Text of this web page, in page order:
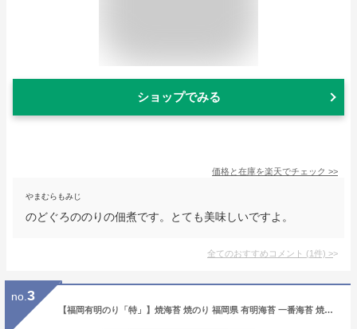
ショップでみる
価格と在庫を楽天でチェック >>
やまむらもみじ
のどぐろののりの佃煮です。とても美味しいですよ。
全てのおすすめコメント (1件) >
no. 3
【福岡有明のり「特」】焼海苔 焼のり 福岡県 有明海苔 一番海苔 焼海苔 有明海苔 高級海苔 有明海産 初摘み海苔 一番摘み 日本一の海苔産地 有明産 最高級海苔 福岡海苔 贈答 海苔 海苔ギフト 対応商品 父の日海苔